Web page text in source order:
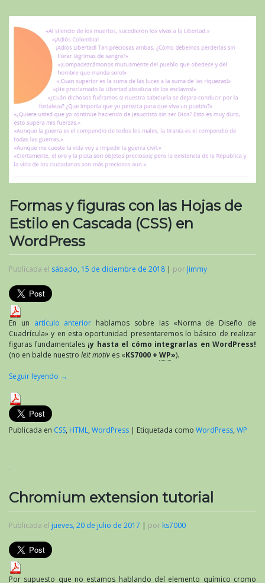
Formas y figuras con las Hojas de
Estilo en Cascada (CSS) en
WordPress
Publicada el sábado, 15 de diciembre de 2018 | por Jimmy
En un artículo anterior hablamos sobre las «Norma de Diseño de
Cuadrícula» y en esta oportunidad presentaremos lo básico de realizar
figuras fundamentales ¡y hasta el cómo integrarlas en WordPress!
(no en balde nuestro leit motiv es «KS7000 + WP»).
Seguir leyendo →
Publicada en CSS, HTML, WordPress | Etiquetada como WordPress, WP
Chromium extension tutorial
Publicada el jueves, 20 de julio de 2017 | por ks7000
Por supuesto que no estamos hablando del elemento químico cromo